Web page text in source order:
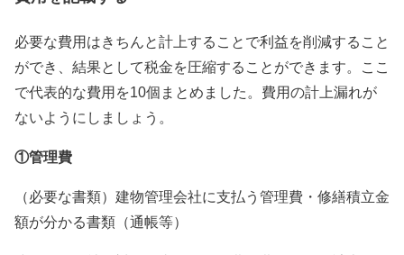
必要な費用はきちんと計上することで利益を削減すること
ができ、結果として税金を圧縮することができます。ここ
で代表的な費用を10個まとめました。費用の計上漏れが
ないようにしましょう。
①管理費
（必要な書類）建物管理会社に支払う管理費・修繕積立金
額が分かる書類（通帳等）